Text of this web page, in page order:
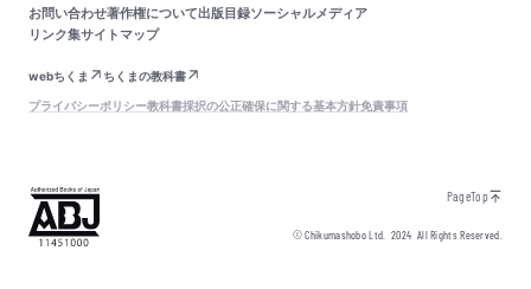
お問い合わせ著作権について出版目録ソーシャルメディア
リンク集サイトマップ
webちくま
ちくまの教科書
プライバシーポリシー教科書採択の公正確保に関する基本方針免責事項
PageTop
© Chikumashobo Ltd.2024 All Rights Reserved.